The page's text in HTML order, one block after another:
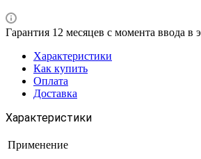
Гарантия 12 месяцев с момента ввода в
Характеристики
Как купить
Оплата
Доставка
Характеристики
Применение